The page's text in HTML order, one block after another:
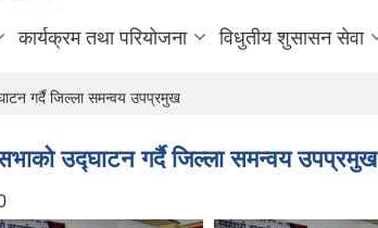
कार्यक्रम तथा परियोजना विधुतीय शुसासन सेवा
गर्दै जिल्ला समन्वय उपप्रमुख
उद्घाटन गर्दै जिल्ला समन्वय उपप्रमुख